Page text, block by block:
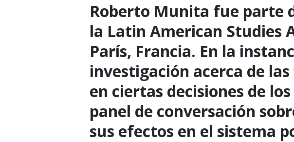
Roberto Munita fue parte
la Latin American Studies
París, Francia. En la
investigación acerca de
en ciertas decisiones de
panel de conversación
sus efectos en el sistema